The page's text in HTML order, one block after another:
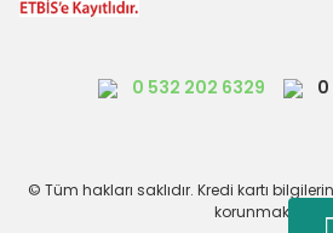
0 532 202 6329 0
© Tüm hakları saklıdır. Kredi kartı
korunmaktadır.